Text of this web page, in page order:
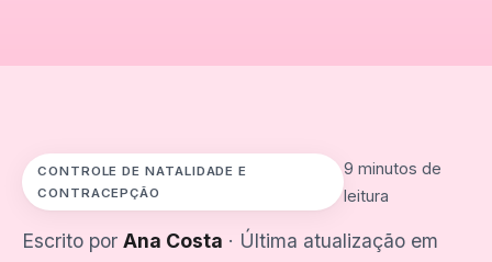
CONTROLE DE NATALIDADE E
CONTRACEPÇÃO
9 minutos de
leitura
Escrito por Ana Costa · Última atualização em